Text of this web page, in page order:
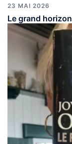
23 MAI 2026
Le grand horizon